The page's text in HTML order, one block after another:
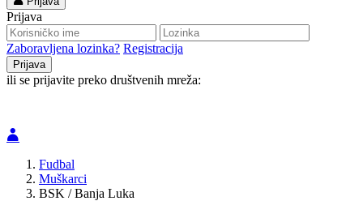
Prijava
Zaboravljena lozinka? Registracija
ili se prijavite preko društvenih mreža:
Fudbal
Muškarci
BSK / Banja Luka